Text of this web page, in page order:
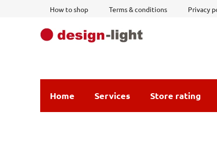
How to shop Terms & conditions Privacy
Home Services Store rating